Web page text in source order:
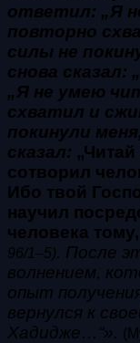
ответил: „Я
повторно
силы не
снова
„Я не умею
схватил и
покинули
сказал:
сотворил
Ибо твой
научил
человека
96/1–5). После
волнением,
опыт
вернулся к
Хадидже…“».